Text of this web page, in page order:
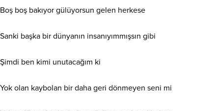
Boş boş bakıyor gülüyorsun gelen herkese
Sanki başka bir dünyanın insanıyımmışsın gibi
Şimdi ben kimi unutacağım ki
Yok olan kaybolan bir daha geri dönmeyen seni mi